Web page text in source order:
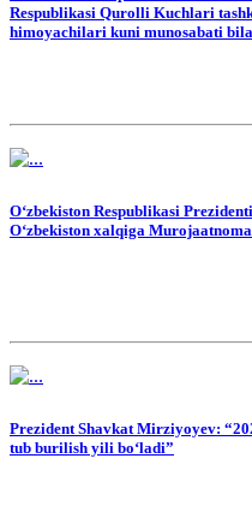
Respublikasi Qurolli Kuchlari
himoyachilari kuni munosabati
O‘zbekiston Respublikasi
O‘zbekiston xalqiga
Prezident Shavkat Mirziyoyev:
tub burilish yili bo‘ladi”